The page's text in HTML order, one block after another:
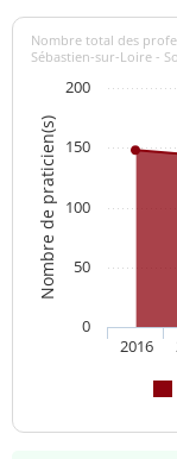
Nombre de praticien(s)
Nombre total des
Sébastien-sur-Loire -
2016
0
50
100
150
200